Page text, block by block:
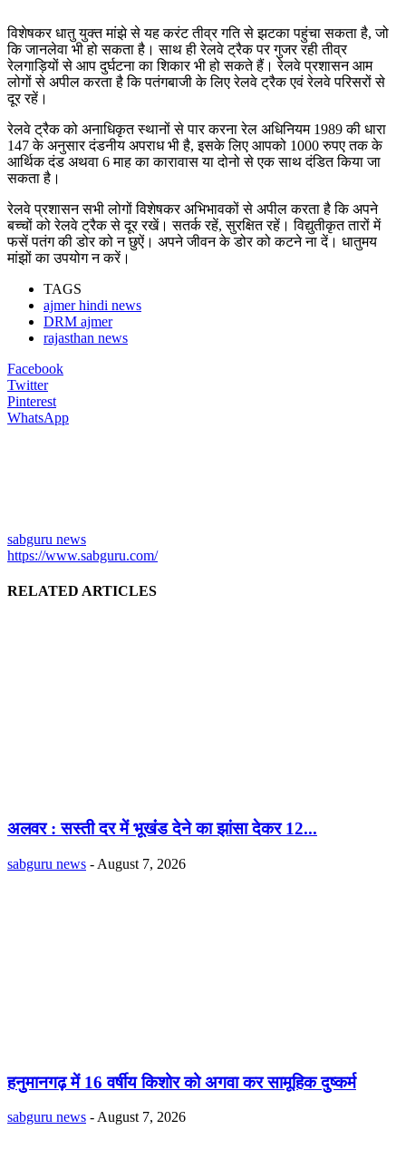
विशेषकर धातु युक्त मांझे से यह करंट तीव्र गति से झटका पहुंचा सकता है, जो
कि जानलेवा भी हो सकता है। साथ ही रेलवे ट्रैक पर गुजर रही तीव्र
रेलगाड़ियों से आप दुर्घटना का शिकार भी हो सकते हैं। रेलवे प्रशासन आम
लोगों से अपील करता है कि पतंगबाजी के लिए रेलवे ट्रैक एवं रेलवे परिसरों से
दूर रहें।
रेलवे ट्रैक को अनाधिकृत स्थानों से पार करना रेल अधिनियम 1989 की धारा
147 के अनुसार दंडनीय अपराध भी है, इसके लिए आपको 1000 रुपए तक के
आर्थिक दंड अथवा 6 माह का कारावास या दोनो से एक साथ दंडित किया जा
सकता है।
रेलवे प्रशासन सभी लोगों विशेषकर अभिभावकों से अपील करता है कि अपने
बच्चों को रेलवे ट्रैक से दूर रखें। सतर्क रहें, सुरक्षित रहें। विद्युतीकृत तारों में
फसें पतंग की डोर को न छुऐं। अपने जीवन के डोर को कटने ना दें। धातुमय
मांझों का उपयोग न करें।
TAGS
ajmer hindi news
DRM ajmer
rajasthan news
Facebook
Twitter
Pinterest
WhatsApp
sabguru news
https://www.sabguru.com/
RELATED ARTICLES
अलवर : सस्ती दर में भूखंंड देने का झांसा देकर 12...
sabguru news - August 7, 2026
हनुमानगढ़ में 16 वर्षीय किशोर को अगवा कर सामूहिक दुष्कर्म
sabguru news - August 7, 2026